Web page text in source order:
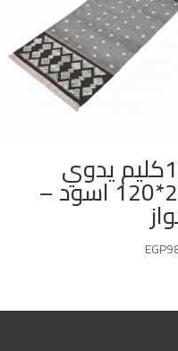
127كليم يدوي
200*120 اسود –
EGP